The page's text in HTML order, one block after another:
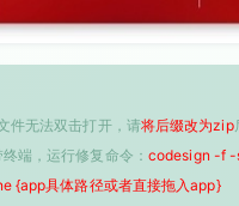
件无法双击打开，请将后缀改为zip
端，运行修复命令： codesign -f -
{app具体路径或者直接拖入app}